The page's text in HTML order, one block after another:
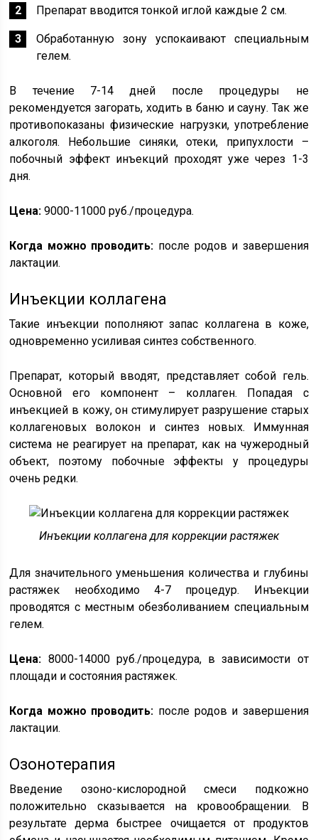
Препарат вводится тонкой иглой каждые 2 см.
Обработанную зону успокаивают специальным
гелем.
В течение 7-14 дней после процедуры не
рекомендуется загорать, ходить в баню и сауну. Так же
противопоказаны физические нагрузки, употребление
алкоголя. Небольшие синяки, отеки, припухлости –
побочный эффект инъекций проходят уже через 1-3
дня.
Цена: 9000-11000 руб./процедура.
Когда можно проводить: после родов и завершения
лактации.
Инъекции коллагена
Такие инъекции пополняют запас коллагена в коже,
одновременно усиливая синтез собственного.
Препарат, который вводят, представляет собой гель.
Основной его компонент – коллаген. Попадая с
инъекцией в кожу, он стимулирует разрушение старых
коллагеновых волокон и синтез новых. Иммунная
система не реагирует на препарат, как на чужеродный
объект, поэтому побочные эффекты у процедуры
очень редки.
Инъекции коллагена для коррекции растяжек
Для значительного уменьшения количества и глубины
растяжек необходимо 4-7 процедур. Инъекции
проводятся с местным обезболиванием специальным
гелем.
Цена: 8000-14000 руб./процедура, в зависимости от
площади и состояния растяжек.
Когда можно проводить: после родов и завершения
лактации.
Озонотерапия
Введение озоно-кислородной смеси подкожно
положительно сказывается на кровообращении. В
результате дерма быстрее очищается от продуктов